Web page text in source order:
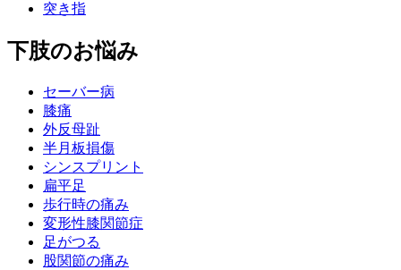
突き指
下肢のお悩み
セーバー病
膝痛
外反母趾
半月板損傷
シンスプリント
扁平足
歩行時の痛み
変形性膝関節症
足がつる
股関節の痛み